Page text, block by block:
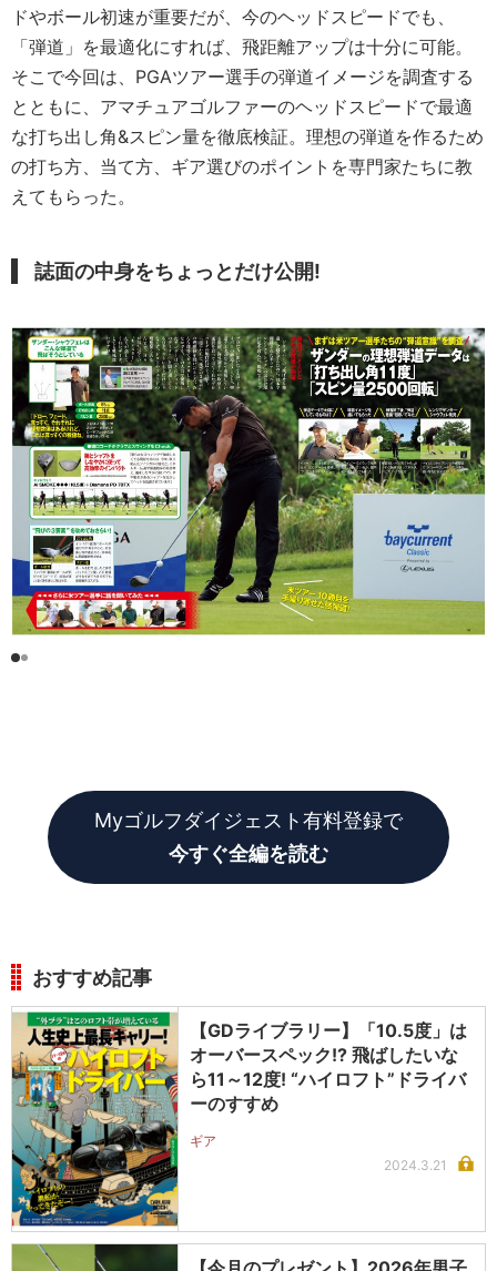
ドやボール初速が重要だが、今のヘッドスピードでも、
「弾道」を最適化にすれば、飛距離アップは十分に可能。
そこで今回は、PGAツアー選手の弾道イメージを調査する
とともに、アマチュアゴルファーのヘッドスピードで最適
な打ち出し角&スピン量を徹底検証。理想の弾道を作るため
の打ち方、当て方、ギア選びのポイントを専門家たちに教
えてもらった。
誌面の中身をちょっとだけ公開!
Myゴルフダイジェスト有料登録で
今すぐ全編を読む
おすすめ記事
【GDライブラリー】「10.5度」は
オーバースペック!? 飛ばしたいな
ら11～12度! “ハイロフト”ドライバ
ーのすすめ
ギア
2024.3.21